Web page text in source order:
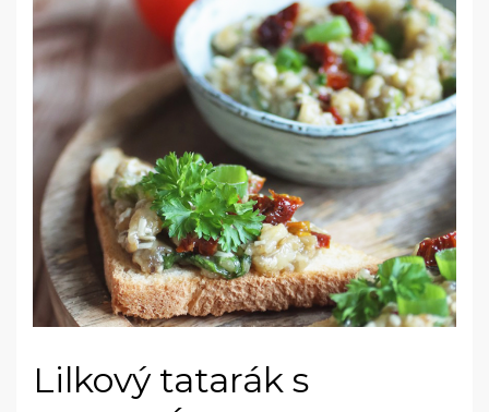
Lilkový tatarák s